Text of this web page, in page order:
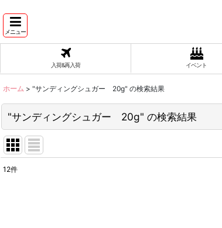
メニュー
入荷&再入荷 イベント
ホーム > "サンディングシュガー 20g" の検索結果
"サンディングシュガー 20g" の検索結果
12件